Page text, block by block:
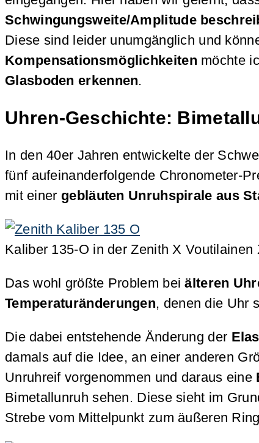
Schwingungsweite/Amplitude
Diese sind leider unumgänglich und
Kompensationsmöglichkeiten möchte
Glasboden erkennen.
Uhren-Geschichte:
In den 40er Jahren entwickelte der
fünf aufeinanderfolgende Chronometer-
mit einer gebläuten Unruhspirale aus
Kaliber 135-O in der Zenith X Voutilainen
Das wohl größte Problem beiälteren
Temperaturänderungen, denen die Uhr
Die dabei entstehende Änderung der
damals auf die Idee, an einer anderen
Unruhreif vorgenommen und daraus eine
Bimetallunruh sehen. Diese sieht im
Strebe vom Mittelpunkt zum äußeren